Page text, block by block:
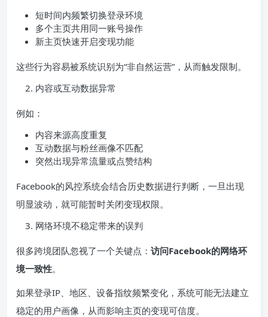
短时间内频繁切换登录环境
多个主页共用同一账号操作
新主页快速开启变现功能
这些行为容易被系统识别为“非自然运营”，从而触发限制。
内容或互动数据异常
例如：
内容来源高度重复
互动数据与粉丝画像不匹配
突然出现异常流量或点赞结构
Facebook的风控系统会结合历史数据进行判断，一旦出现
明显波动，就可能暂时关闭变现权限。
网络环境不稳定带来的误判
很多跨境团队忽视了一个关键点： 访问Facebook的网络环
境一致性。
如果登录IP、地区、设备指纹频繁变化，系统可能无法建立
稳定的用户画像，从而影响主页的变现可信度。